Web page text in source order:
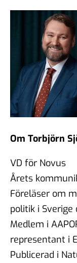
Om Torbjörn
VD för Novus
Årets
Föreläser om
politik i
Medlem i
representant i
Publicerad i